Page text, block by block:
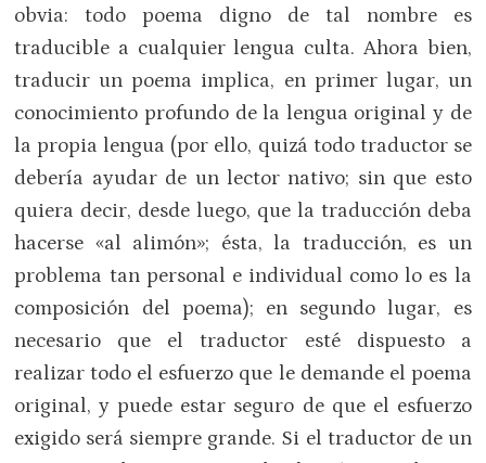
obvia: todo poema digno de tal nombre es
traducible a cualquier lengua culta. Ahora bien,
traducir un poema implica, en primer lugar, un
conocimiento profundo de la lengua original y de
la propia lengua (por ello, quizá todo traductor se
debería ayudar de un lector nativo; sin que esto
quiera decir, desde luego, que la traducción deba
hacerse «al alimón»; ésta, la traducción, es un
problema tan personal e individual como lo es la
composición del poema); en segundo lugar, es
necesario que el traductor esté dispuesto a
realizar todo el esfuerzo que le demande el poema
original, y puede estar seguro de que el esfuerzo
exigido será siempre grande. Si el traductor de un